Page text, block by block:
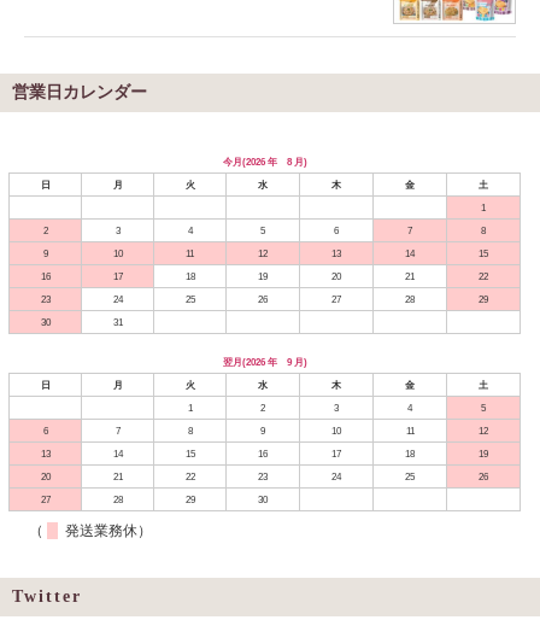
営業日カレンダー
今月(2026 年 8 月)
日
月 火 水 木 金
土
1
2
3 4 5 6 7
8
9
10 11 12 13 14
15
16
17 18 19 20 21
22
23
24 25 26 27 28
29
30
31
翌月(2026 年 9 月)
日
月 火 水 木 金
土
1
2 3 4
5
6
7 8 9 10 11
12
13
14 15 16 17 18
19
20
21 22 23 24 25
26
27
28 29 30
（ 発送業務休）
Twitter